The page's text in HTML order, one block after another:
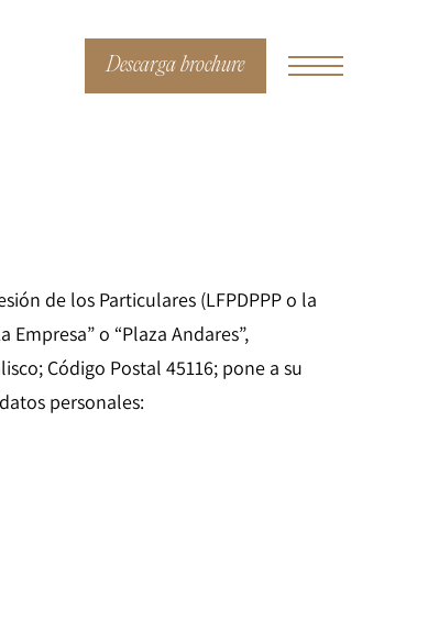
de los Particulares (LFPDPPP o la
o “Plaza Andares”,
Código Postal 45116; pone a su
personales:
Descarga brochure